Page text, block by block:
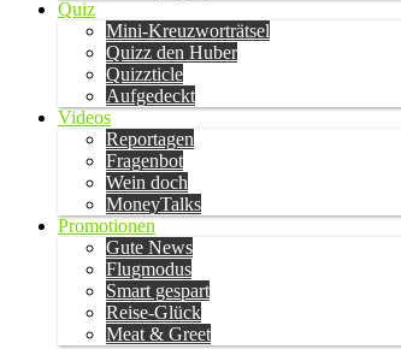
Quiz
Mini-Kreuzworträtsel
Quizz den Huber
Quizzticle
Aufgedeckt
Videos
Reportagen
Fragenbot
Wein doch
MoneyTalks
Promotionen
Gute News
Flugmodus
Smart gespart
Reise-Glück
Meat & Greet